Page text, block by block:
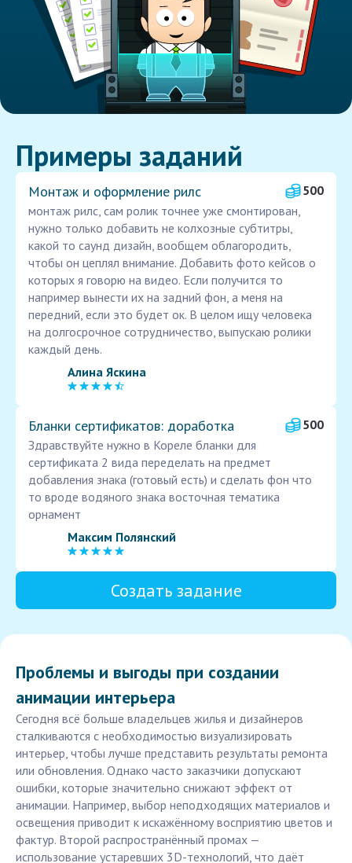
Примеры заданий
Монтаж и оформление рилс
500
монтаж рилс, сам ролик точнее уже смонтирован,
нужно только добавить не колхозные субтитры,
какой то саунд дизайн, вообщем облагородить,
чтобы он цеплял внимание. Добавить фото кейсов о
которых я говорю на видео. Если получится то
например вынести их на задний фон, а меня на
передний, если это будет ок. В целом ищу человека
на долгосрочное сотрудничество, выпускаю ролики
каждый день.
Алина Яскина
Бланки сертификатов: доработка
500
Здравствуйте нужно в Кореле бланки для
сертификата 2 вида переделать на предмет
добавления знака (готовый есть) и сделать фон что
то вроде водяного знака восточная тематика
орнамент
Максим Полянский
Создать задание
Проблемы и выгоды при создании
анимации интерьера
Сегодня всё больше владельцев жилья и дизайнеров
сталкиваются с необходимостью визуализировать
интерьер, чтобы лучше представить результаты ремонта
или обновления. Однако часто заказчики допускают
ошибки, которые значительно снижают эффект от
анимации. Например, выбор неподходящих материалов и
освещения приводит к искажённому восприятию цветов и
фактур. Второй распространённый промах —
использование устаревших 3D-технологий, что даёт